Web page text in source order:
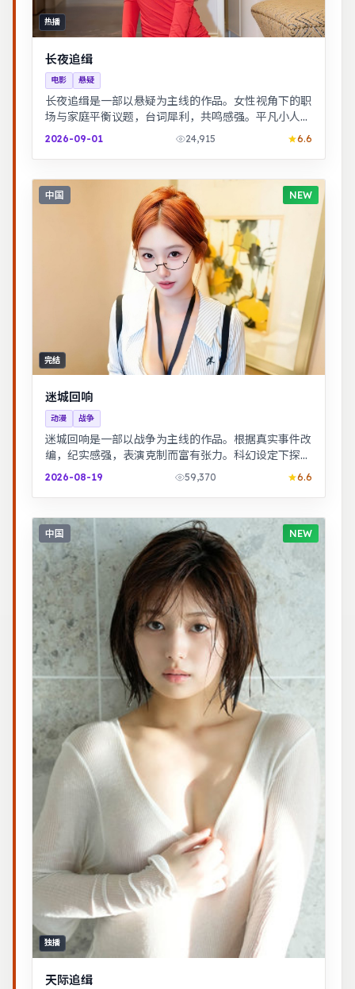
热播
长夜追缉
电影 悬疑
长夜追缉是一部以悬疑为主线的作品。女性视角下的职
场与家庭平衡议题，台词犀利，共鸣感强。平凡小人物
在时代浪潮里做出艰难抉择，最终与自我和解。
2026-09-01 24,915 6.6
中国 NEW
完结
迷城回响
动漫 战争
迷城回响是一部以战争为主线的作品。根据真实事件改
编，纪实感强，表演克制而富有张力。科幻设定下探讨
亲情与记忆，视觉风格鲜明，节奏张弛有度。
2026-08-19 59,370 6.6
中国 NEW
独播
天际追缉